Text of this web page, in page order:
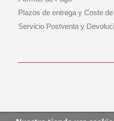
Plazos de entrega y Coste
Servicio Postventa y